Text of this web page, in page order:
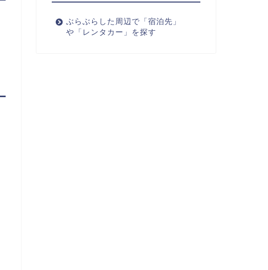
ぶらぶらした周辺で「宿泊先」
や「レンタカー」を探す